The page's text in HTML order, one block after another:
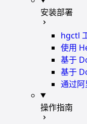
安装部署
hgctl
使用
基于
基于
通过
操作指南